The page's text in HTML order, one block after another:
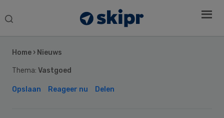
Search
Home › Nieuws
Thema: Vastgoed
Opslaan Reageer nu Delen
Sidebar